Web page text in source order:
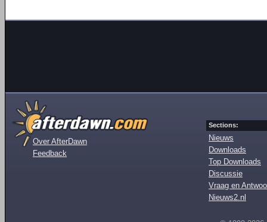
Over AfterDawn
Feedback
Sections:
Nieuws
Downloads
Top Downloads
Discussie
Vraag en
Nieuws2.nl